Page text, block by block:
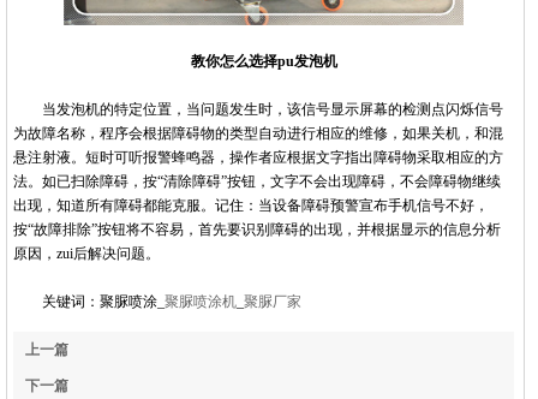
教你怎么选择pu发泡机
当发泡机的特定位置，当问题发生时，该信号显示屏幕的检测点闪烁信号
为故障名称，程序会根据障碍物的类型自动进行相应的维修，如果关机，和混
悬注射液。短时可听报警蜂鸣器，操作者应根据文字指出障碍物采取相应的方
法。如已扫除障碍，按“清除障碍”按钮，文字不会出现障碍，不会障碍物继续
出现，知道所有障碍都能克服。记住：当设备障碍预警宣布手机信号不好，
按“故障排除”按钮将不容易，首先要识别障碍的出现，并根据显示的信息分析
原因，zui后解决问题。
关键词：聚脲喷涂_ 聚脲喷涂机 聚脲厂家
上一篇
: 2016年度中国皮革进出口数据大汇总及分析
下一篇